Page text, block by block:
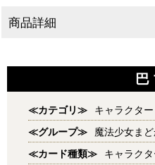
商品詳細
巴
≪カテゴリ≫
キャラクター
≪グループ≫
魔法少女ま
≪カード種類≫
キャラク